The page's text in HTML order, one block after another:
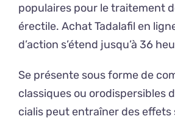
populaires pour le traitement
érectile. Achat Tadalafil en
d’action s’étend jusqu’à 36
Se présente sous forme de
classiques ou orodispersibles
cialis peut entraîner des effets